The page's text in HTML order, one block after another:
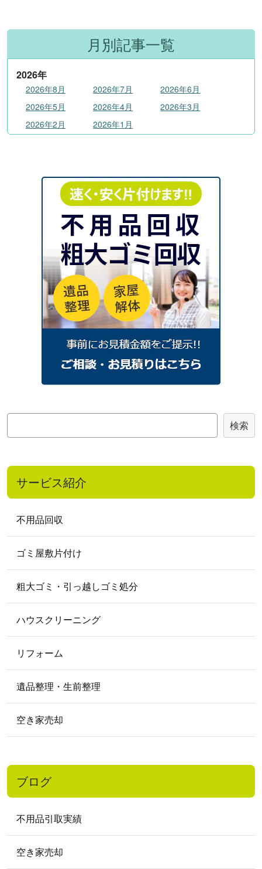
月別記事一覧
2026年
2026年8月 2026年7月
2026年6月
2026年5月
2026年4月
2026年3月
2026年2月
2026年1月
2025年9月
2025年8月
2025年7月
2025年6月
2025年5月
2025年4月
2025年3月
2025年2月 2025年1月
年
2024年12月 2024年11月
2024年10月
2024年9月
2024年8月
2024年7月
2024年6月
2024年4月
2024年3月
2024年2月
2024年1月
2023年7月 2023年4月
2023年3月
2023年2月
2023年1月
2022年
2022年5月
2022年3月
2022年2月
2022年1月
2021年
2020年5月
2020年4月
2019年
2019年8月
2018年
2018年11月 2018年10月 2018年2月
2017年
2017年7月
2017年1月
2016年
2016年11月
2016年5月
2016年4月
2016年3月
2016年2月
検
索
検索
サービス紹介
不用品回収
ゴミ屋敷片付け
粗大ゴミ・引っ越しゴミ処分
ハウスクリーニング
リフォーム
遺品整理・生前整理
空き家売却
ブログ
不用品引取実績
空き家売却